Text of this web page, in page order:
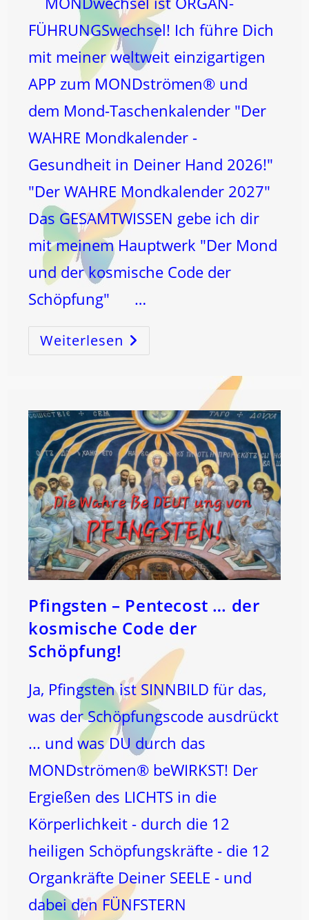
FÜHRUNGSwechsel! Ich führe Dich
mit meiner weltweit einzigartigen
APP zum MONDströmen® und
dem Mond-Taschenkalender "Der
WAHRE Mondkalender -
Gesundheit in Deiner Hand 2026!"
"Der WAHRE Mondkalender 2027"
Das GESAMTWISSEN gebe ich dir
mit meinem Hauptwerk "Der Mond
und der kosmische Code der
Schöpfung" …
Weiterlesen MONDwechsel
Ist
ORGAN
Pfingsten – Pentecost … der
kosmische Code der
Schöpfung!
Ja, Pfingsten ist SINNBILD für das,
was der Schöpfungscode ausdrückt
... und was DU durch das
MONDströmen® beWIRKST! Der
Ergießen des LICHTS in die
Körperlichkeit - durch die 12
heiligen Schöpfungskräfte - die 12
Organkräfte Deiner SEELE - und
dabei den FÜNFSTERN